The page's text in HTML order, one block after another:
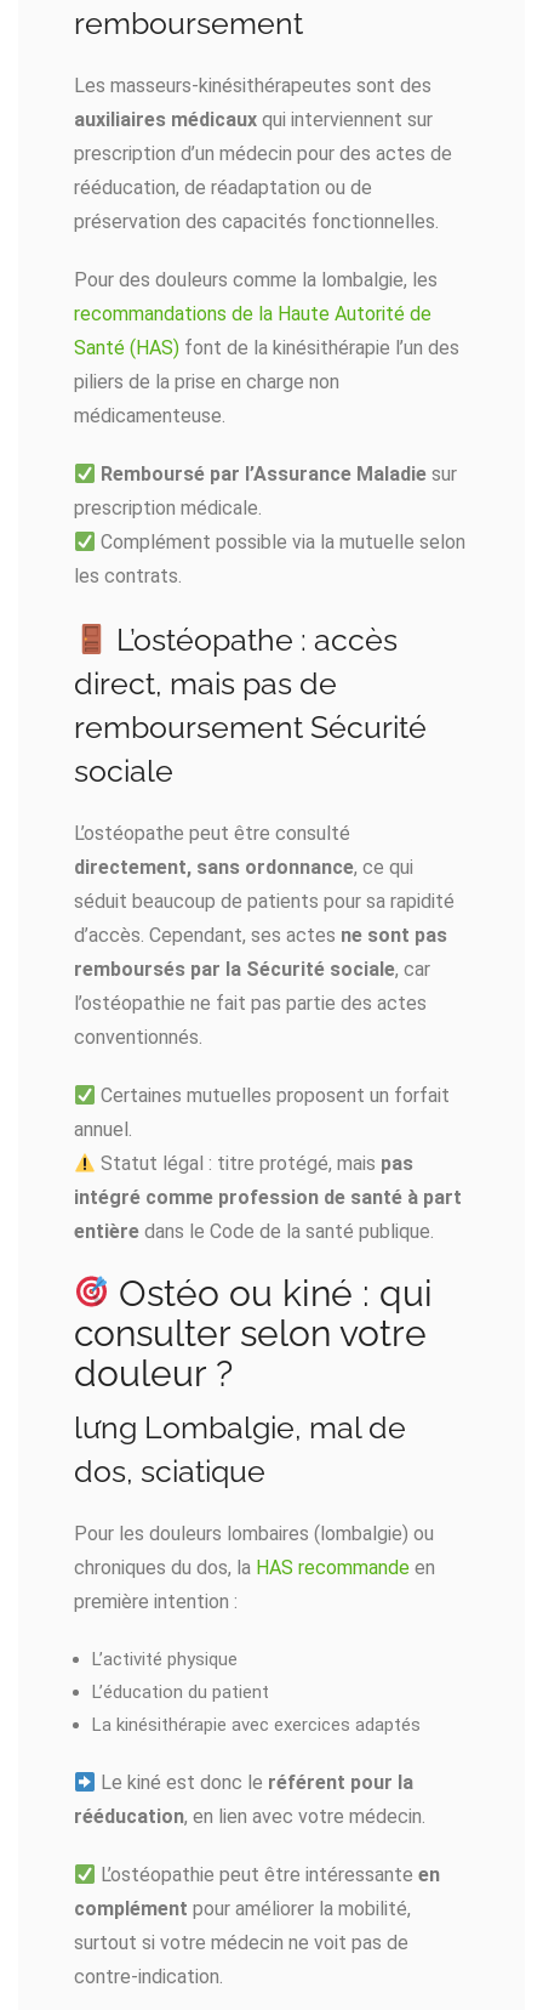
remboursement
Les masseurs-kinésithérapeutes sont des
auxiliaires médicaux qui interviennent sur
prescription d’un médecin pour des actes de
rééducation, de réadaptation ou de
préservation des capacités fonctionnelles.
Pour des douleurs comme la lombalgie, les
recommandations de la Haute Autorité de
Santé (HAS) font de la kinésithérapie l’un des
piliers de la prise en charge non
médicamenteuse.
Remboursé par l’Assurance Maladie sur
prescription médicale.
Complément possible via la mutuelle selon
les contrats.
L’ostéopathe : accès
direct, mais pas de
remboursement Sécurité
sociale
L’ostéopathe peut être consulté
directement, sans ordonnance, ce qui
séduit beaucoup de patients pour sa rapidité
d’accès. Cependant, ses actes ne sont pas
remboursés par la Sécurité sociale, car
l’ostéopathie ne fait pas partie des actes
conventionnés.
Certaines mutuelles proposent un forfait
annuel.
Statut légal : titre protégé, mais pas
intégré comme profession de santé à part
entière dans le Code de la santé publique.
Ostéo ou kiné : qui
consulter selon votre
douleur ?
lưng Lombalgie, mal de
dos, sciatique
Pour les douleurs lombaires (lombalgie) ou
chroniques du dos, la HAS recommande en
première intention :
L’activité physique
L’éducation du patient
La kinésithérapie avec exercices adaptés
Le kiné est donc le référent pour la
rééducation, en lien avec votre médecin.
L’ostéopathie peut être intéressanteen
complément pour améliorer la mobilité,
surtout si votre médecin ne voit pas de
contre-indication.